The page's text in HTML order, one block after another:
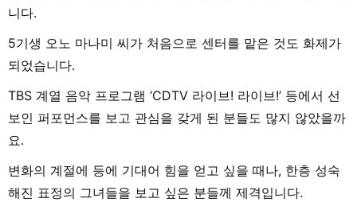
니다.
5기생 오노 마나미 씨가 처음으로 센터를 맡은 것도 화제가
되었습니다.
TBS 계열 음악 프로그램 ‘CDTV 라이브! 라이브!’ 등에서 선
보인 퍼포먼스를 보고 관심을 갖게 된 분들도 많지 않았을까
요.
변화의 계절에 등에 기대어 힘을 얻고 싶을 때나, 한층 성숙
해진 표정의 그녀들을 보고 싶은 분들께 제격입니다.